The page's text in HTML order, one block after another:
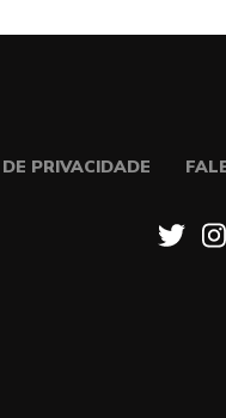
PRIVACIDADE